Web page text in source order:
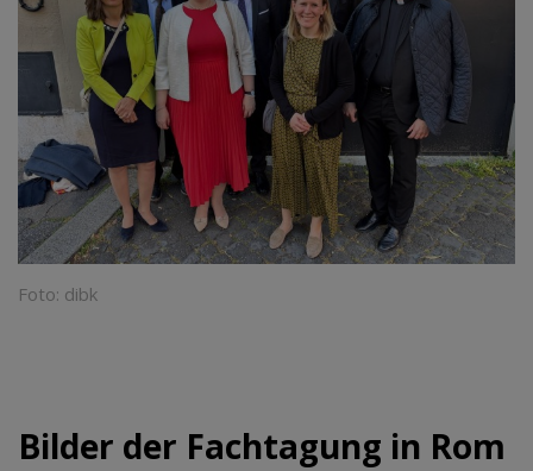
Foto: dibk
Bilder der Fachtagung in Rom